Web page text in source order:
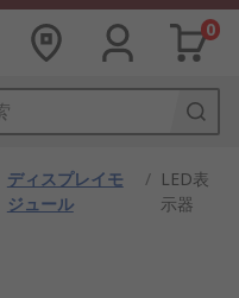
0
ディスプレイモ
ジュール
/ LED表
示器